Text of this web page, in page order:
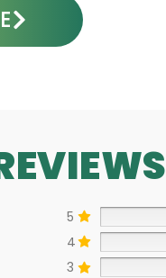
5
4
3